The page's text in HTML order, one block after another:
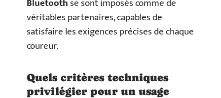
Bluetoothse sont imposés comme de
véritables partenaires, capables de
satisfaire les exigences précises de chaque
coureur.
Quels critères techniques
privilégier pour un usage